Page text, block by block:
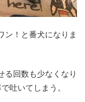
ン！と番犬になりま
る回数も少なくなり
吐いてしまう。